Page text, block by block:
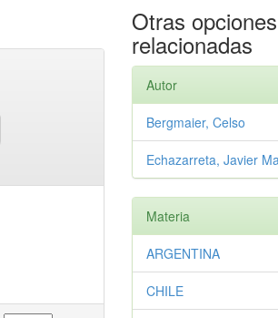
Otras opciones
relacionadas
Autor
Bergmaier, Celso
Echazarreta, Javier
Materia
ARGENTINA
CHILE